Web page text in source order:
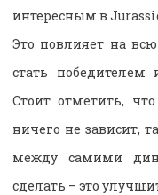
интересным в
Это повлияет на
стать
Стоит отметить,
ничего не зависит,
между самими
сделать – это